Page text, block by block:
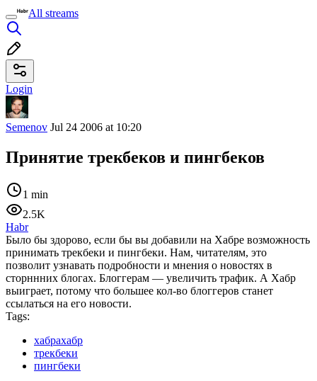
All streams
Login
Semenov Jul 24 2006 at 10:20
Принятие трекбеков и пингбеков
1 min
2.5K
Habr
Было бы здорово, если бы вы добавили на Хабре возможность
принимать трекбеки и пингбеки. Нам, читателям, это
позволит узнавать подробности и мнения о новостях в
сторннних блогах. Блоггерам — увеличить трафик. А Хабр
выиграет, потому что большее кол-во блоггеров станет
ссылаться на его новости.
Tags:
хабрахабр
трекбеки
пингбеки